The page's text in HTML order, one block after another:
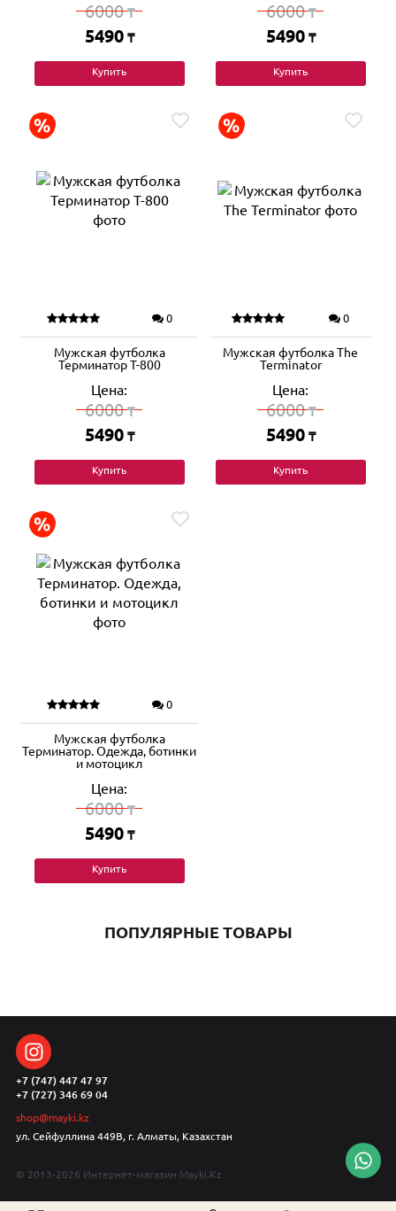
6000₸
5490 ₸
Купить
6000₸
5490 ₸
Купить
0
Мужская футболка
Терминатор Т-800
Цена:
6000₸
5490 ₸
Купить
0
Мужская футболка The
Terminator
Цена:
6000₸
5490 ₸
Купить
0
Мужская футболка
Терминатор. Одежда, ботинки
и мотоцикл
Цена:
6000₸
5490 ₸
Купить
ПОПУЛЯРНЫЕ ТОВАРЫ
+7 (747) 447 47 97
+7 (727) 346 69 04
shop@mayki.kz
ул. Сейфуллина 449В, г. Алматы, Казахстан
© 2013-2026 Интернет-магазин Mayki.Kz